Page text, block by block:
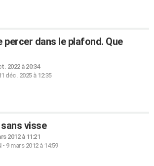
percer dans le plafond. Que
2022 à 20:34
déc. 2025 à 12:35
visse
2012 à 11:21
- 9 mars 2012 à 14:59